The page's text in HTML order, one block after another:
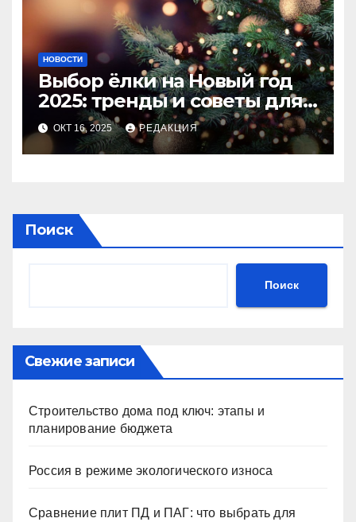
НОВОСТИ
Выбор ёлки на Новый год
2025: тренды и советы для
идеального праздника
ОКТ 16, 2025 РЕДАКЦИЯ
Поиск
Поиск
Свежие записи
Строительство дома под ключ: этапы и
планирование бюджета
Россия в режиме экологического износа
Сравнение плит ПД и ПАГ: что выбрать для